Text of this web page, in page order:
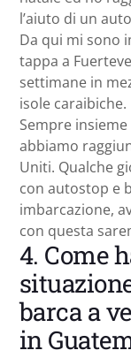
l’aiuto di un
Da qui mi sono
tappa a
settimane in
isole caraibiche.
Sempre
abbiamo
Uniti. Qualche
con autostop e
imbarcazione,
con questa
4. Come
barca a
in